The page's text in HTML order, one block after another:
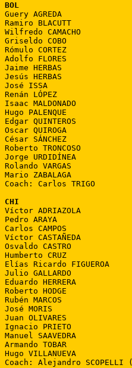
BOL
Guery AGREDA
Ramiro BLACUTT
Wilfredo CAMACHO
Griseldo COBO
Rómulo CORTEZ
Adolfo FLORES
Jaime HERBAS
Jesús HERBAS
José ISSA
Renán LÓPEZ
Isaac MALDONADO
Hugo PALENQUE
Edgar QUINTEROS
Oscar QUIROGA
César SÁNCHEZ
Roberto TRONCOSO
Jorge URDIDÍNEA
Rolando VARGAS
Mario ZABALAGA
Coach: Carlos TRIGO
CHI
Víctor ADRIAZOLA
Pedro ARAYA
Carlos CAMPOS
Víctor CASTAÑEDA
Osvaldo CASTRO
Humberto CRUZ
Elías Ricardo FIGUEROA
Julio GALLARDO
Eduardo HERRERA
Roberto HODGE
Rubén MARCOS
José MORIS
Juan OLIVARES
Ignacio PRIETO
Manuel SAAVEDRA
Armando TOBAR
Hugo VILLANUEVA
Coach: Alejandro SCOPELLI